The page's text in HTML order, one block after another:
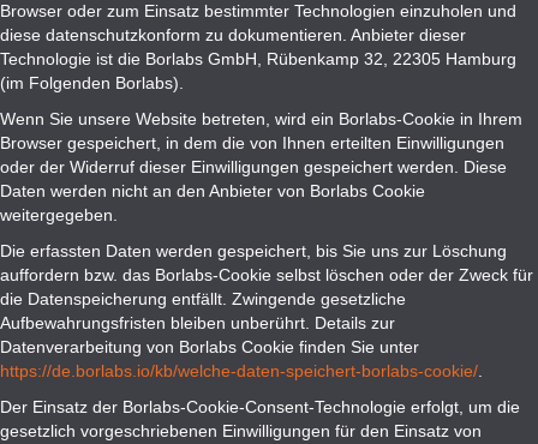
Browser oder zum Einsatz bestimmter Technologien einzuholen und
diese datenschutzkonform zu dokumentieren. Anbieter dieser
Technologie ist die Borlabs GmbH, Rübenkamp 32, 22305 Hamburg
(im Folgenden Borlabs).
Wenn Sie unsere Website betreten, wird ein Borlabs-Cookie in Ihrem
Browser gespeichert, in dem die von Ihnen erteilten Einwilligungen
oder der Widerruf dieser Einwilligungen gespeichert werden. Diese
Daten werden nicht an den Anbieter von Borlabs Cookie
weitergegeben.
Die erfassten Daten werden gespeichert, bis Sie uns zur Löschung
auffordern bzw. das Borlabs-Cookie selbst löschen oder der Zweck für
die Datenspeicherung entfällt. Zwingende gesetzliche
Aufbewahrungsfristen bleiben unberührt. Details zur
Datenverarbeitung von Borlabs Cookie finden Sie unter
https://de.borlabs.io/kb/welche-daten-speichert-borlabs-cookie/
Der Einsatz der Borlabs-Cookie-Consent-Technologie erfolgt, um die
gesetzlich vorgeschriebenen Einwilligungen für den Einsatz von